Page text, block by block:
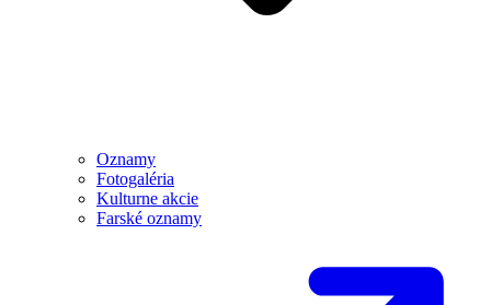
Oznamy
Fotogaléria
Kulturne akcie
Farské oznamy